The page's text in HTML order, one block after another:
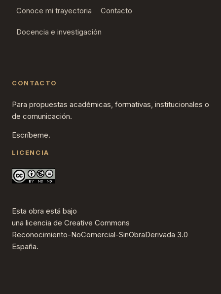
Conoce mi trayectoria Contacto
Docencia e investigación
CONTACTO
Para propuestas académicas, formativas, institucionales o
de comunicación.
Escríbeme.
LICENCIA
Esta obra está bajo
una licencia de Creative Commons
Reconocimiento-NoComercial-SinObraDerivada 3.0
España.